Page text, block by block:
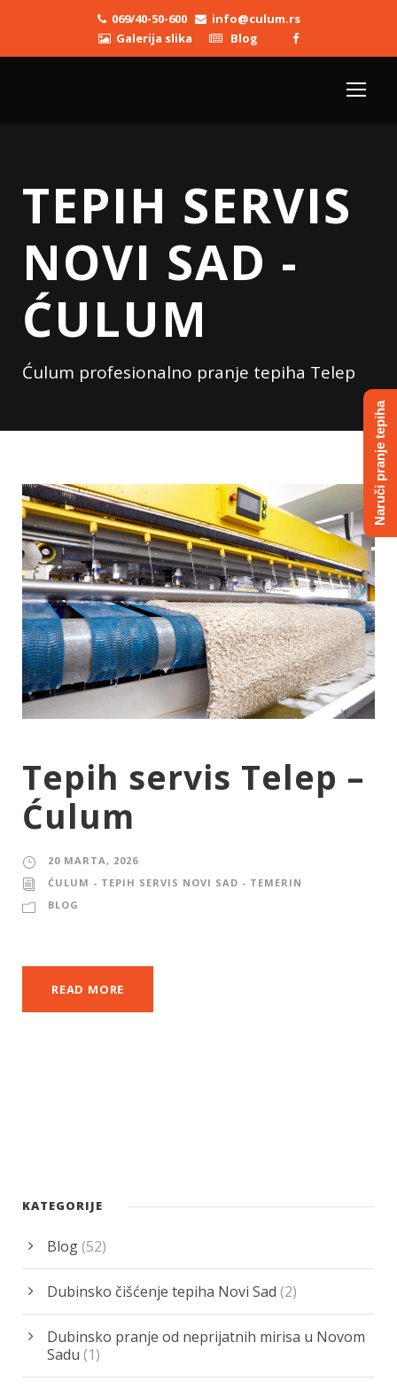
069/40-50-600
info@culum.rs
Galerija slika
Blog
TEPIH SERVIS
NOVI SAD -
ĆULUM
Ćulum profesionalno pranje tepiha Telep
Tepih servis Telep –
Ćulum
20 MARTA, 2026
ĆULUM - TEPIH SERVIS NOVI SAD - TEMERIN
BLOG
READ MORE
KATEGORIJE
Blog(52)
Dubinsko čišćenje tepiha Novi Sad (2)
Dubinsko pranje od neprijatnih mirisa u Novom
Sadu (1)
Naruči pranje tepiha